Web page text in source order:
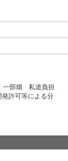
一部畑 私道負担
許可等による分